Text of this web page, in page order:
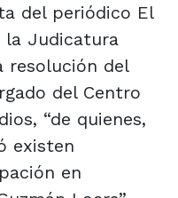
del periódico El
la Judicatura
resolución del
del Centro
“de quienes,
existen
en